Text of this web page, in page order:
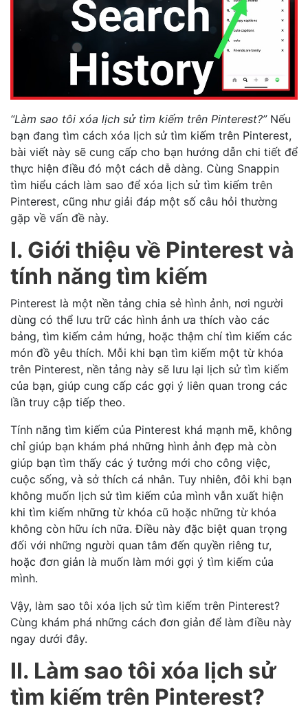
“Làm sao tôi xóa lịch sử tìm kiếm trên Pinterest?”Nếu
bạn đang tìm cách xóa lịch sử tìm kiếm trên Pinterest,
bài viết này sẽ cung cấp cho bạn hướng dẫn chi tiết để
thực hiện điều đó một cách dễ dàng. Cùng Snappin
tìm hiểu cách làm sao để xóa lịch sử tìm kiếm trên
Pinterest, cũng như giải đáp một số câu hỏi thường
gặp về vấn đề này.
I. Giới thiệu về Pinterest và
tính năng tìm kiếm
Pinterest là một nền tảng chia sẻ hình ảnh, nơi người
dùng có thể lưu trữ các hình ảnh ưa thích vào các
bảng, tìm kiếm cảm hứng, hoặc thậm chí tìm kiếm các
món đồ yêu thích. Mỗi khi bạn tìm kiếm một từ khóa
trên Pinterest, nền tảng này sẽ lưu lại lịch sử tìm kiếm
của bạn, giúp cung cấp các gợi ý liên quan trong các
lần truy cập tiếp theo.
Tính năng tìm kiếm của Pinterest khá mạnh mẽ, không
chỉ giúp bạn khám phá những hình ảnh đẹp mà còn
giúp bạn tìm thấy các ý tưởng mới cho công việc,
cuộc sống, và sở thích cá nhân. Tuy nhiên, đôi khi bạn
không muốn lịch sử tìm kiếm của mình vẫn xuất hiện
khi tìm kiếm những từ khóa cũ hoặc những từ khóa
không còn hữu ích nữa. Điều này đặc biệt quan trọng
đối với những người quan tâm đến quyền riêng tư,
hoặc đơn giản là muốn làm mới gợi ý tìm kiếm của
mình.
Vậy, làm sao tôi xóa lịch sử tìm kiếm trên Pinterest?
Cùng khám phá những cách đơn giản để làm điều này
ngay dưới đây.
II. Làm sao tôi xóa lịch sử
tìm kiếm trên Pinterest?